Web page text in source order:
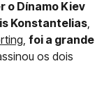
o Dínamo Kiev
Konstantelias
foi a grande
os dois